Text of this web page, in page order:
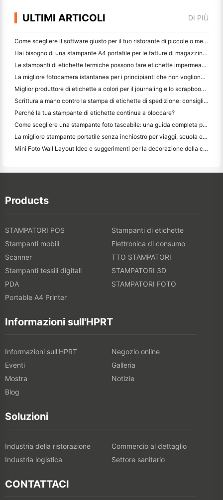
ULTIMI ARTICOLI DI PIÙ
Come scegliere il software giusto per il tuo ristorante di piccole o medie dimensioni
Hai bisogno di una stampante A4 portatile per le fatture di magazzino? Cosa funziona davvero
Le stampanti di etichette termiche possono fare etichette impermeabili per prodotti di piccole imprese?
La migliore fotocamera istantanea per i principianti che non vogliono sprecare carta
Miglior produttore di etichette a colori per il journaling e lo scrapbooking: aggiungere più colori ad ogni pagina
Scrittura a mano contro la stampa di etichette di spedizione: consigli per le piccole imprese nel 2026
Perché la tua stampante di etichette continua a bloccare?
Come scegliere una stampante foto tascabile: una guida completa per gli utenti di giornali, viaggi e iPhone
La migliore stampante portatile senza inchiostro per viaggi, scuola e lavoro mobile: Hanin MT620 Pro Recensione
Mini Foto Wall Layout Idee e suggerimenti per la decorazione della camera da letto e del dormitorio
Products
STAMPATORI POS
Stampanti di etichette
Stampanti mobili
Elettronica di consumo
Scanner
TTO STAMPATORI
Stampanti tessili digitali
STAMPATORI 3D
PDA
STAMPATORI FOTO
Portable A4 Printer
Informazioni sull'HPRT
Informazioni sull'HPRT
Negozio online
Eventi
Galleria
Mostra
Notizie
Blog
Soluzioni
Industria della ristorazione
Commercio al dettaglio
Industria logistica
Settore sanitario
CONTATTACI